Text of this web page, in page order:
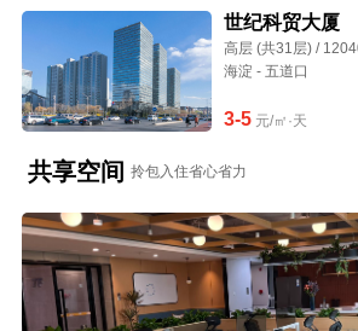
世纪科贸大厦
高层 (共31层) /
海淀 - 五道口
3-5元/㎡·天
共享空间 拎包入住省心省力